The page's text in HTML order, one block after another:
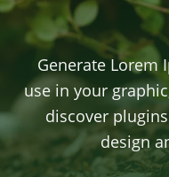
Generate Lorem
use in your
discover
design